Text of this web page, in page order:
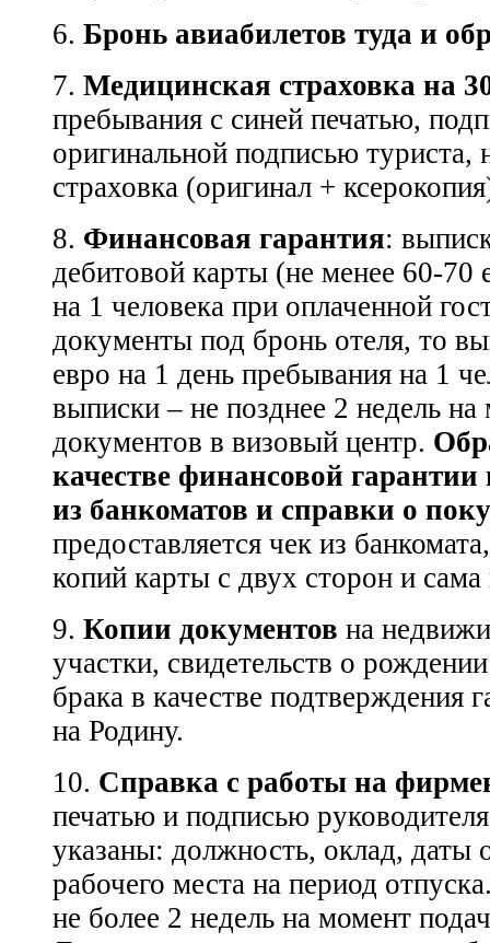
6. Бронь авиабилетов туда и
7. Медицинская страховка на
пребывания с синей печатью,
оригинальной подписью туриста,
страховка (оригинал +
8. Финансовая гарантия:
дебитовой карты (не менее 60-70
на 1 человека при оплаченной
документы под бронь отеля, то
евро на 1 день пребывания на 1
выписки – не позднее 2 недель
документов в визовый центр.
качестве финансовой
из банкоматов и справки о
предоставляется чек из
копий карты с двух сторон и сама
9. Копии документов на
участки, свидетельств о
брака в качестве подтверждения
на Родину.
10. Справка с работы на
печатью и подписью
указаны: должность, оклад, даты
рабочего места на период
не более 2 недель на момент